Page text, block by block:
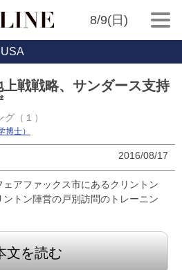
8/9(日)
戦戦略、サンダース支持
（１）
士）
2016/08/17
アファックス市にあるクリントン
トン陣営の戸別訪問のトレーニン
文を読む